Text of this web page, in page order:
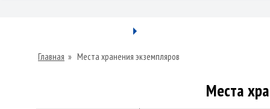
Главная » Места хранения экземпляров
Места